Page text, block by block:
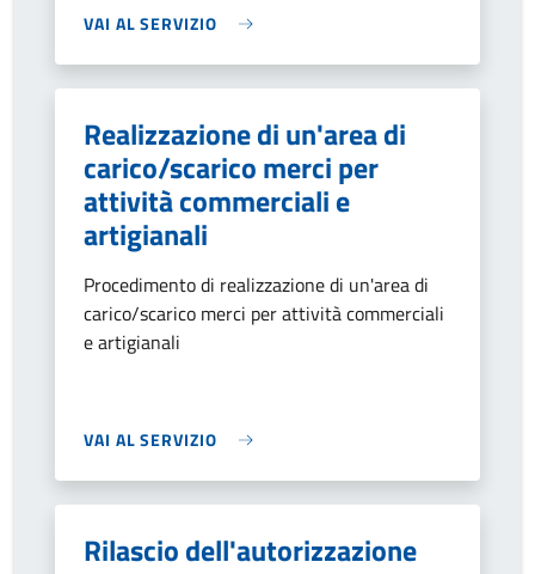
VAI AL SERVIZIO
Realizzazione di un'area di
carico/scarico merci per
attività commerciali e
artigianali
Procedimento di realizzazione di un'area di
carico/scarico merci per attività commerciali
e artigianali
VAI AL SERVIZIO
Rilascio dell'autorizzazione